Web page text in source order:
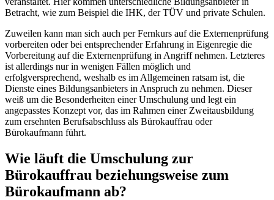
Betracht, wie zum Beispiel die IHK, der TÜV und private Schulen.
Zuweilen kann man sich auch per Fernkurs auf die Externenprüfung
vorbereiten oder bei entsprechender Erfahrung in Eigenregie die
Vorbereitung auf die Externenprüfung in Angriff nehmen. Letzteres
ist allerdings nur in wenigen Fällen möglich und
erfolgversprechend, weshalb es im Allgemeinen ratsam ist, die
Dienste eines Bildungsanbieters in Anspruch zu nehmen. Dieser
weiß um die Besonderheiten einer Umschulung und legt ein
angepasstes Konzept vor, das im Rahmen einer Zweitausbildung
zum ersehnten Berufsabschluss als Bürokauffrau oder
Bürokaufmann führt.
Wie läuft die Umschulung zur
Bürokauffrau beziehungsweise zum
Bürokaufmann ab?